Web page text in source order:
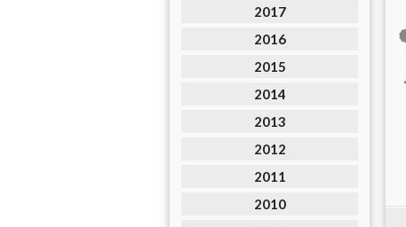
2017
2016
2015
2014
2013
2012
2011
2010